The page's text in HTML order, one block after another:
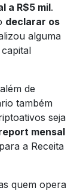
a R$5 mil.
declarar os
alguma
de
também
seja
mensal
para a Receita
quem opera